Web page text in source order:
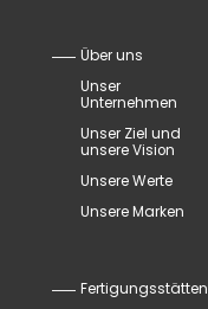
Über uns
Unser
Unternehmen
Unser Ziel und
unsere Vision
Unsere Werte
Unsere Marken
Fertigungsstätten